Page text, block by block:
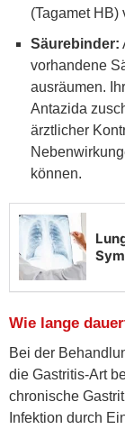
(Tagamet HB)
Säurebinder:
vorhandene
ausräumen.
Antazida
ärztlicher
können.
Wie lange
Bei der
die Gastritis-Art
chronische
Infektion durch